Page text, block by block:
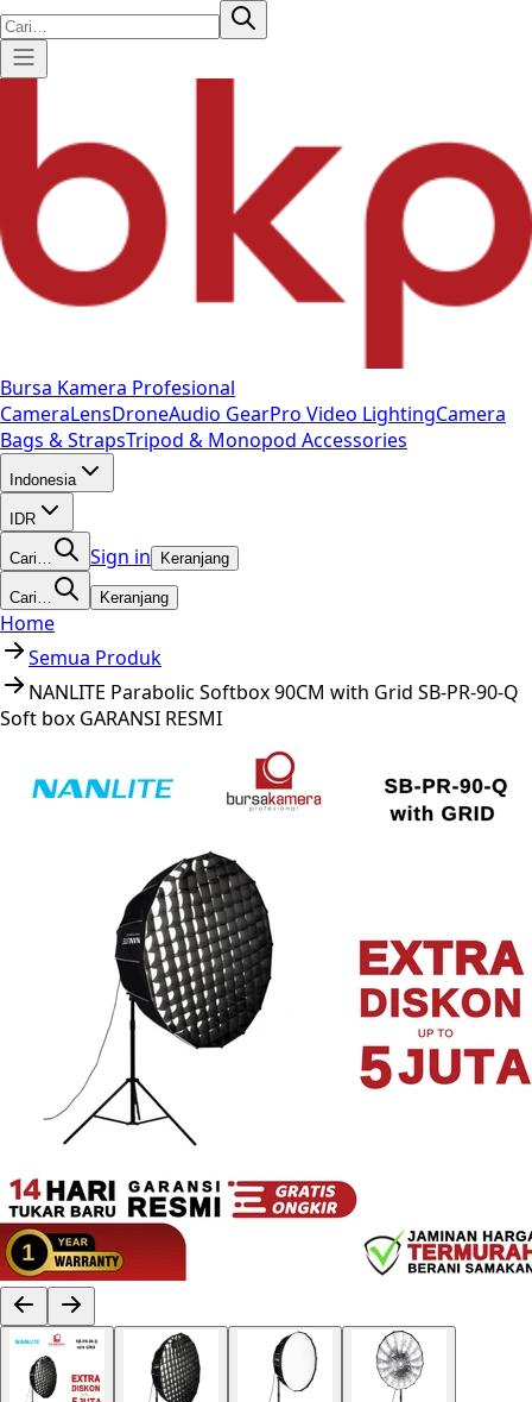
Bursa Kamera Profesional
CameraLensDroneAudio GearPro Video LightingCamera
Bags & StrapsTripod & Monopod Accessories
Indonesia
IDR
Cari… Sign in Keranjang
Cari… Keranjang
Home
Semua Produk
NANLITE Parabolic Softbox 90CM with Grid SB-PR-90-Q
Soft box GARANSI RESMI